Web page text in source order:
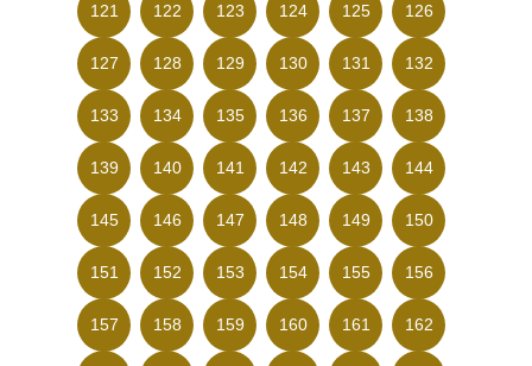
121 122 123 124 125 126
127 128 129 130 131 132
133 134 135 136 137 138
139 140 141 142 143 144
145 146 147 148 149 150
151 152 153 154 155 156
157 158 159 160 161 162